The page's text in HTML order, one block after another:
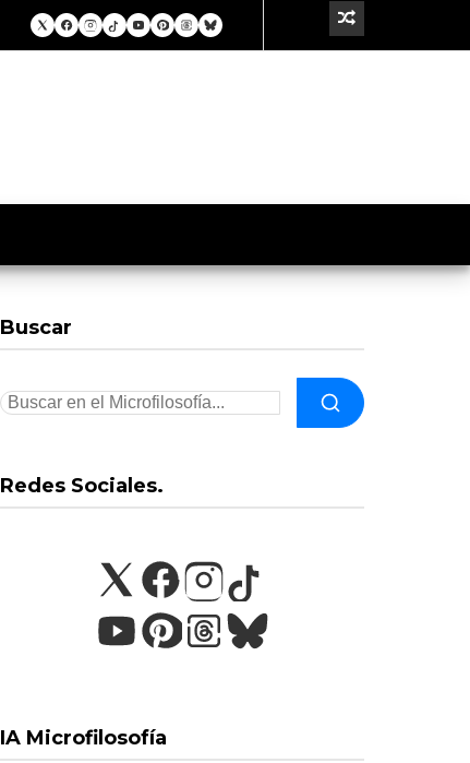
Buscar
Redes Sociales.
IA Microfilosofía